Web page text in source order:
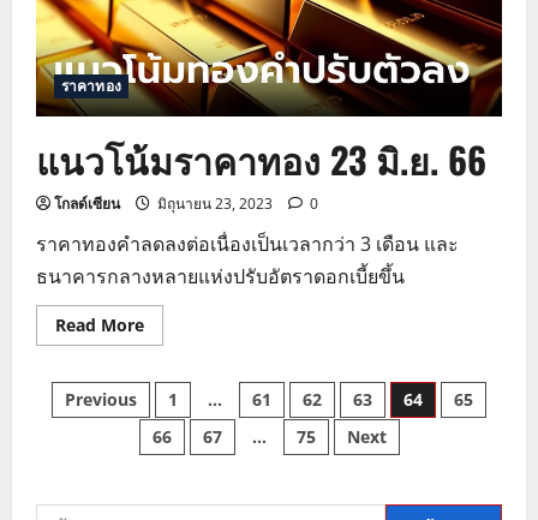
ราคาทอง
แนวโน้มราคาทอง 23 มิ.ย. 66
โกลด์เซียน มิถุนายน 23, 2023 0
ราคาทองคำลดลงต่อเนื่องเป็นเวลากว่า 3 เดือน และ
ธนาคารกลางหลายแห่งปรับอัตราดอกเบี้ยขึ้น
Read MoreRead
more
โน้ม
ราคา
ทอง
23
มิ.ย.
Posts
pagination
Previous 1 … 61 62 63 64
65
66
67 … 75 Next